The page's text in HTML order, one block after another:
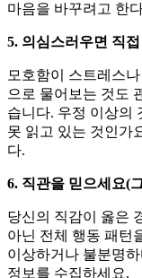
마음을 바꾸려고 한
5. 의심스러우면 직
모호함이 스트레스
으로 물어보는 것도
습니다. 우정 이상의
못 읽고 있는 것인가
다.
6. 직관을 믿으세요(
당신의 직감이 옳은
아닌 전체 행동 패턴
이상하거나 불분명
정보를 수집하세요.